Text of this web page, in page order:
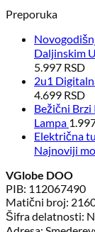
Preporuka
Daljinskim
5.997 RSD
2u1
4.699 RSD
Bežični Brzi
Lampa
Električna
Najnoviji
VGlobe DOO
PIB: 112067490
Matični broj:
Šifra delatnosti: